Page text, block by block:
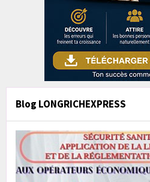
Blog LONGRICHEXPRESS